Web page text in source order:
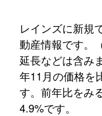
レインズに新規
動産情報です。
延長などは含み
年11月の価格を
す。前年比をみ
4.9%です。